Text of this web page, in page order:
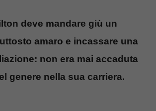
deve mandare giù un
amaro e incassare una
non era mai accaduta
genere nella sua carriera.